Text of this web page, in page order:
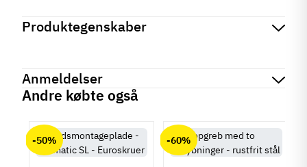
Produktegenskaber
På lager1 Enhed
Produktinformation
Bæreevne
60 kg
Anmeldelser
Andre købte også
-50% -60%